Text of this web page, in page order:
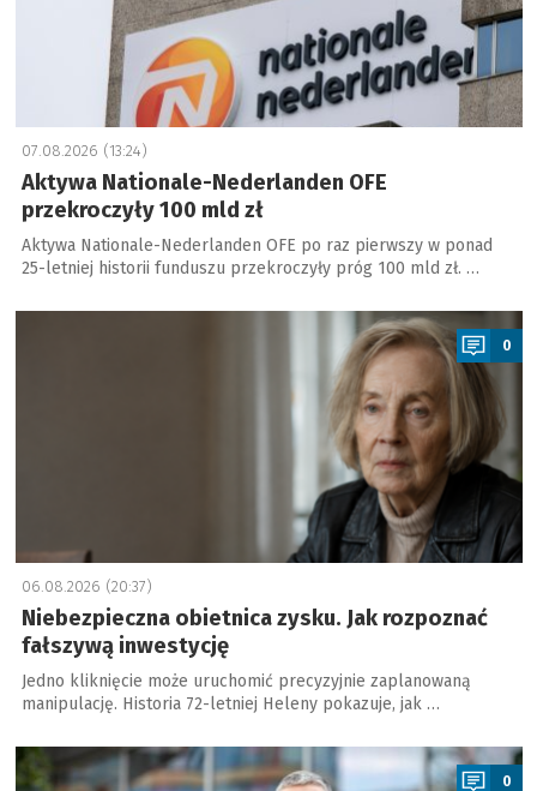
07.08.2026 (13:24)
Aktywa Nationale-Nederlanden OFE
przekroczyły 100 mld zł
Aktywa Nationale-Nederlanden OFE po raz pierwszy w ponad
25-letniej historii funduszu przekroczyły próg 100 mld zł. …
a
0
06.08.2026 (20:37)
Niebezpieczna obietnica zysku. Jak rozpoznać
fałszywą inwestycję
Jedno kliknięcie może uruchomić precyzyjnie zaplanowaną
manipulację. Historia 72-letniej Heleny pokazuje, jak …
a
0